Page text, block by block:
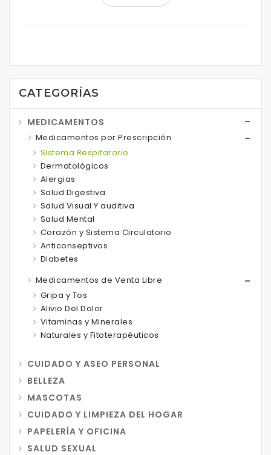
CATEGORÍAS
MEDICAMENTOS
Medicamentos por Prescripción
Sistema Respitarorio
Dermatológicos
Alergias
Salud Digestiva
Salud Visual Y auditiva
Salud Mental
Corazón y Sistema Circulatorio
Anticonseptivos
Diabetes
Medicamentos de Venta Libre
Gripa y Tos
Alivio Del Dolor
Vitaminas y Minerales
Naturales y Fitoterapéuticos
CUIDADO Y ASEO PERSONAL
BELLEZA
MASCOTAS
CUIDADO Y LIMPIEZA DEL HOGAR
PAPELERÍA Y OFICINA
SALUD SEXUAL